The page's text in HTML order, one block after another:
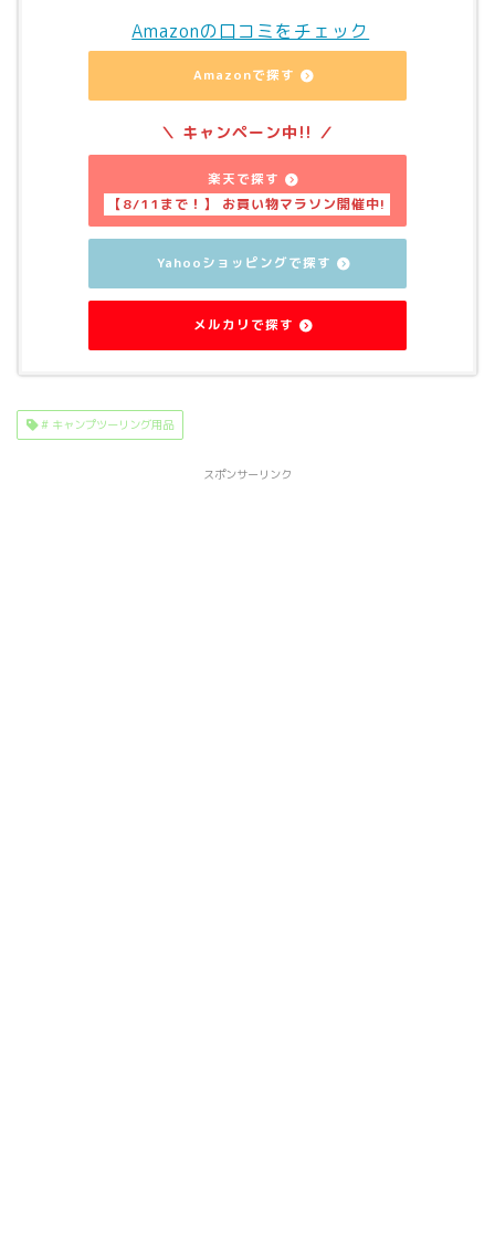
Amazonの口コミをチェック
Amazonで探す
楽天で探す
Yahooショッピングで探す
メルカリで探す
# キャンプツーリング用品
スポンサーリンク